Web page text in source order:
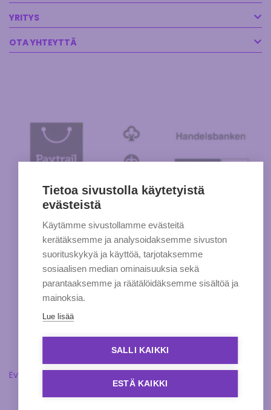
YRITYS
OTA YHTEYTTÄ
Evästeasetukset
Tietoa sivustolla käytetyistä
evästeistä
Käytämme sivustollamme evästeitä
kerätäksemme ja analysoidaksemme sivuston
suorituskykyä ja käyttöä, tarjotaksemme
sosiaalisen median ominaisuuksia sekä
parantaaksemme ja räätälöidäksemme sisältöä ja
mainoksia.
Lue lisää
SALLI KAIKKI
ESTÄ KAIKKI